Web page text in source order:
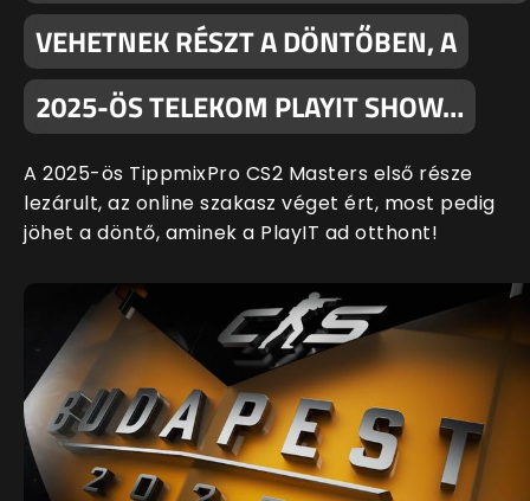
VEHETNEK RÉSZT A DÖNTŐBEN, A
2025-ÖS TELEKOM PLAYIT SHOW…
A 2025-ös TippmixPro CS2 Masters első része
lezárult, az online szakasz véget ért, most pedig
jöhet a döntő, aminek a PlayIT ad otthont!